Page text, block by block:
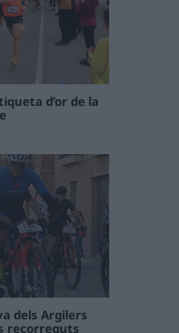
d’or de la
dels Argilers
recorreguts